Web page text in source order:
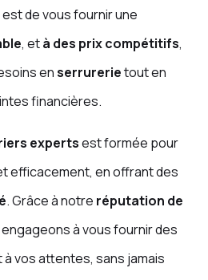
de vous fournir une
, età des prix compétitifs,
enserrurerietout en
financières.
expertsest formée pour
efficacement, en offrant des
. Grâce à notre réputation de
à vous fournir des
vos attentes, sans jamais